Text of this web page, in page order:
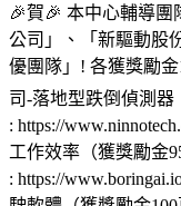
🎉賀🎉 本中心輔導
公司」、「新驅動股
優團隊」! 各獲獎勵
司-落地型跌倒偵測
: https://
工作效率（獲獎勵金
: https://